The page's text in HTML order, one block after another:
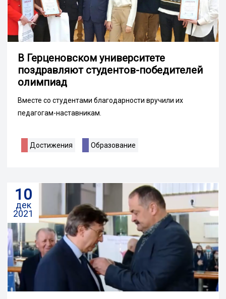
В Герценовском университете
поздравляют студентов-победителей
олимпиад
Вместе со студентами благодарности вручили их
педагогам-наставникам.
Достижения Образование
10
дек
2021